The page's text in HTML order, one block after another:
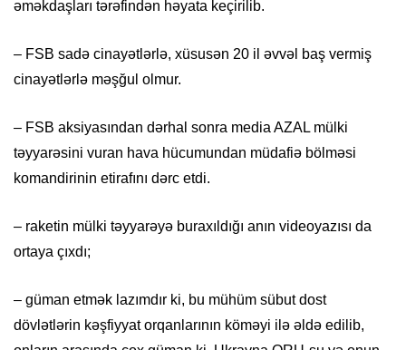
əməkdaşları tərəfindən həyata keçirilib.
– FSB sadə cinayətlərlə, xüsusən 20 il əvvəl baş vermiş
cinayətlərlə məşğul olmur.
– FSB aksiyasından dərhal sonra media AZAL mülki
təyyarəsini vuran hava hücumundan müdafiə bölməsi
komandirinin etirafını dərc etdi.
– raketin mülki təyyarəyə buraxıldığı anın videoyazısı da
ortaya çıxdı;
– güman etmək lazımdır ki, bu mühüm sübut dost
dövlətlərin kəşfiyyat orqanlarının köməyi ilə əldə edilib,